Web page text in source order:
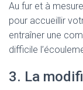
Au fur et à
pour accueillir
entraîner une
difficile
3. La